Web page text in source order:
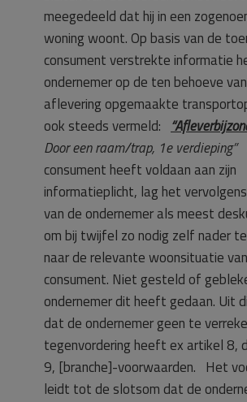
meegedeeld dat hij in een
woning woont. Op basis van de
consument verstrekte informatie
ondernemer op de ten behoeve
aflevering opgemaakte
ook steeds vermeld:
Door een raam/trap, 1e verdieping”
consument heeft voldaan aan zijn
informatieplicht, lag het
van de ondernemer als meest
om bij twijfel zo nodig zelf nader
naar de relevante woonsituatie
consument. Niet gesteld of
ondernemer dit heeft gedaan. Uit
dat de ondernemer geen te
tegenvordering heeft ex artikel 8,
9, [branche]-voorwaarden. Het
leidt tot de slotsom dat de